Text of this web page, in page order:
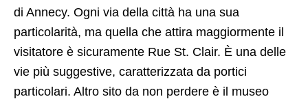
di Annecy. Ogni via della città ha una sua
particolarità, ma quella che attira maggiormente il
visitatore è sicuramente Rue St. Clair. È una delle
vie più suggestive, caratterizzata da portici
particolari. Altro sito da non perdere è il museo